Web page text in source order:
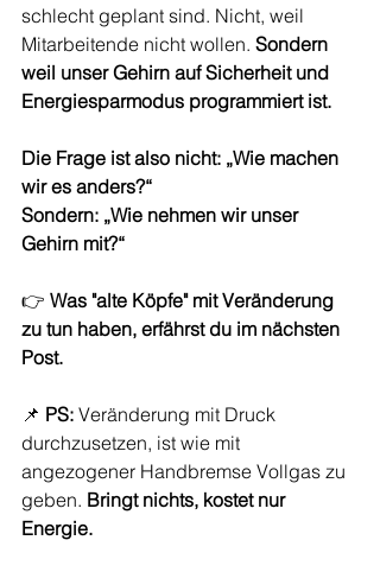
schlecht geplant sind. Nicht, weil
Mitarbeitende nicht wollen. Sondern
weil unser Gehirn auf Sicherheit und
Energiesparmodus programmiert ist.
Die Frage ist also nicht: „Wie machen
wir es anders?“
Sondern: „Wie nehmen wir unser
Gehirn mit?“
👉 Was "alte Köpfe" mit Veränderung
zu tun haben, erfährst du im nächsten
Post.
📌 PS: Veränderung mit Druck
durchzusetzen, ist wie mit
angezogener Handbremse Vollgas zu
geben. Bringt nichts, kostet nur
Energie.